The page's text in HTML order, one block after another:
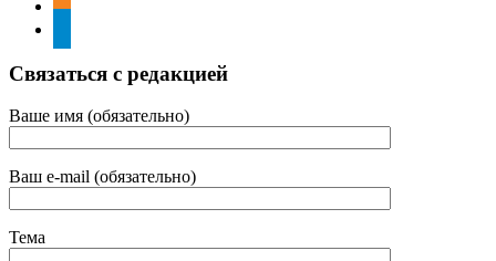
Связаться с редакцией
Ваше имя (обязательно)
Ваш e-mail (обязательно)
Тема